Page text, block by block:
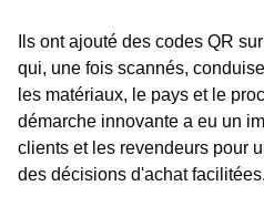
Ils ont ajouté des codes QR
qui, une fois scannés,
les matériaux, le pays et le
démarche innovante a eu un
clients et les revendeurs pour
des décisions d'achat facilitées.